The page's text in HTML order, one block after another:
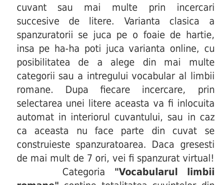
cuvant sau mai multe prin incercari
succesive de litere. Varianta clasica a
spanzuratorii se juca pe o foaie de hartie,
insa pe ha-ha poti juca varianta online, cu
posibilitatea de a alege din mai multe
categorii sau a intregului vocabular al limbii
romane. Dupa fiecare incercare, prin
selectarea unei litere aceasta va fi inlocuita
automat in interiorul cuvantului, sau in caz
ca aceasta nu face parte din cuvat se
construieste spanzuratoarea. Daca gresesti
de mai mult de 7 ori, vei fi spanzurat virtual!
Categoria "Vocabularul limbii